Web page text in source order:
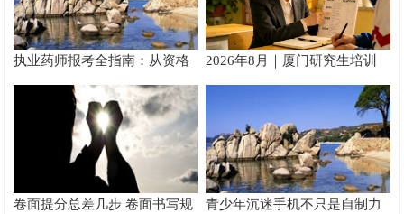
执业药师报考全指南：从资格
核验到备考落地完整手册
2026年8月｜厦门研究生培训
推荐
卷面提分总差几步 卷面书写规
青少年沉迷手机不只是自制力